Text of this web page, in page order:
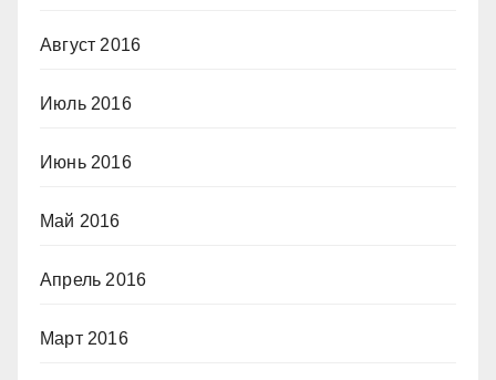
Август 2016
Июль 2016
Июнь 2016
Май 2016
Апрель 2016
Март 2016